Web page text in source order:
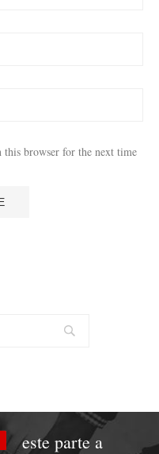
this browser for the next time
este parte a